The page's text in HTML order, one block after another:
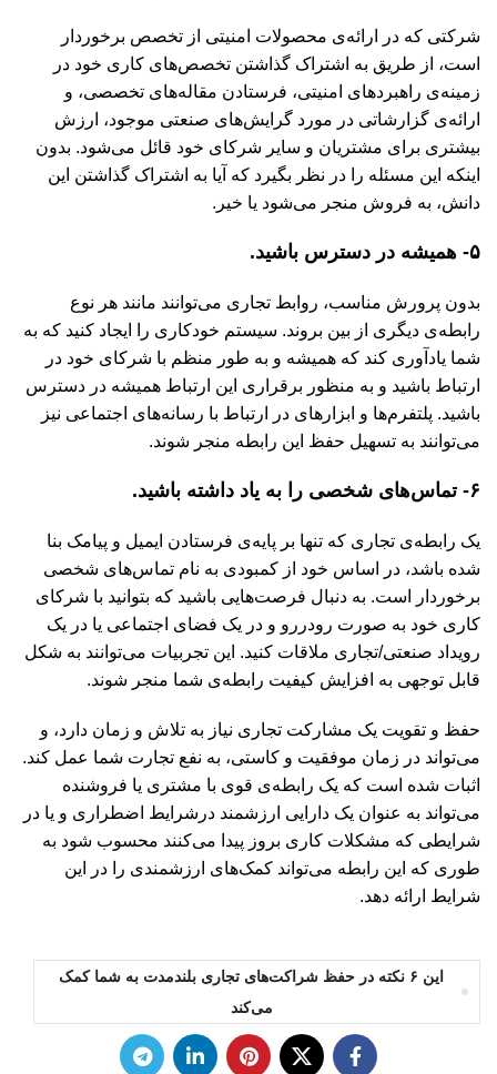
شرکتی که در ارائه‌ی محصولات امنیتی از تخصص برخوردار
است، از طریق به اشتراک گذاشتن تخصص‌های کاری خود در
زمینه‌ی راهبردهای امنیتی، فرستادن مقاله‌های تخصصی، و
ارائه‌ی گزارشاتی در مورد گرایش‌های صنعتی موجود، ارزش
بیشتری برای مشتریان و سایر شرکای خود قائل می‌شود. بدون
اینکه این مسئله را در نظر بگیرد که آیا به اشتراک گذاشتن این
دانش، به فروش منجر می‌شود یا خیر.
۵- همیشه در دسترس باشید.
بدون پرورش مناسب، روابط تجاری می‌توانند مانند هر نوع
رابطه‌ی دیگری از بین بروند. سیستم خودکاری را ایجاد کنید که به
شما یادآوری کند که همیشه و به طور منظم با شرکای خود در
ارتباط باشید و به منظور برقراری این ارتباط همیشه در دسترس
باشید. پلتفرم‌ها و ابزارهای در ارتباط با رسانه‌های اجتماعی نیز
می‌توانند به تسهیل حفظ این رابطه منجر شوند.
۶- تماس‌های شخصی را به یاد داشته باشید.
یک رابطه‌ی تجاری که تنها بر پایه‌ی فرستادن ایمیل و پیامک بنا
شده باشد، در اساس خود از کمبودی به نام تماس‌های شخصی
برخوردار است. به دنبال فرصت‌هایی باشید که بتوانید با شرکای
کاری خود به صورت رودررو و در یک فضای اجتماعی یا در یک
رویداد صنعتی/تجاری ملاقات کنید. این تجربیات می‌توانند به شکل
قابل توجهی به افزایش کیفیت رابطه‌ی شما منجر شوند.
حفظ و تقویت یک مشارکت تجاری نیاز به تلاش و زمان دارد، و
می‌تواند در زمان موفقیت و کاستی، به نفع تجارت شما عمل کند.
اثبات شده است که یک رابطه‌ی قوی با مشتری یا فروشنده
می‌تواند به عنوان یک دارایی ارزشمند درشرایط اضطراری و یا در
شرایطی که مشکلات کاری بروز پیدا می‌کنند محسوب شود به
طوری که این رابطه می‌تواند کمک‌های ارزشمندی را در این
شرایط ارائه دهد.
این ۶ نکته در حفظ شراکت‌های تجاری بلندمدت به شما کمک
می‌کند